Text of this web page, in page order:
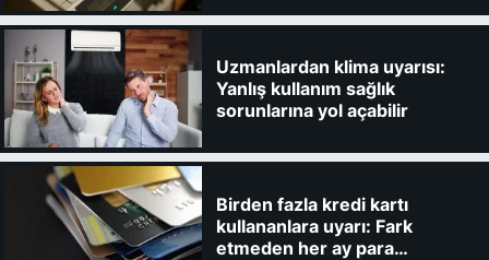
Uzmanlardan klima uyarısı:
Yanlış kullanım sağlık
sorunlarına yol açabilir
Birden fazla kredi kartı
kullananlara uyarı: Fark
etmeden her ay para